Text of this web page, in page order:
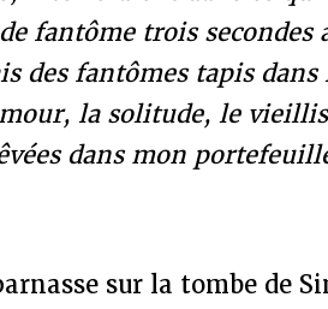
fantôme trois secondes
des fantômes tapis dans
la solitude, le
dans mon
sur la tombe de